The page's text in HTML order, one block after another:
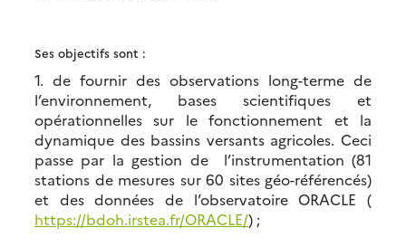
Ses objectifs sont :
1. de fournir des observations long-terme de
l’environnement, bases scientifiques et
opérationnelles sur le fonctionnement et la
dynamique des bassins versants agricoles. Ceci
passe par la gestion de l’instrumentation (81
stations de mesures sur 60 sites géo-référencés)
et des données de l’observatoire ORACLE (
https://bdoh.irstea.fr/ORACLE/) ;